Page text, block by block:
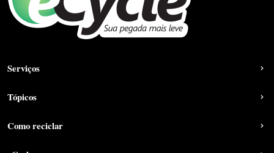
Serviços
Tópicos
Como reciclar